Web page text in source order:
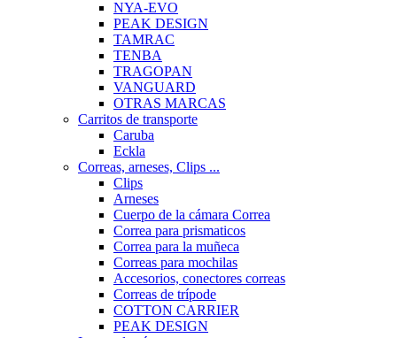
NYA-EVO
PEAK DESIGN
TAMRAC
TENBA
TRAGOPAN
VANGUARD
OTRAS MARCAS
Carritos de transporte
Caruba
Eckla
Correas, arneses, Clips ...
Clips
Arneses
Cuerpo de la cámara Correa
Correa para prismaticos
Correa para la muñeca
Correas para mochilas
Accesorios, conectores correas
Correas de trípode
COTTON CARRIER
PEAK DESIGN